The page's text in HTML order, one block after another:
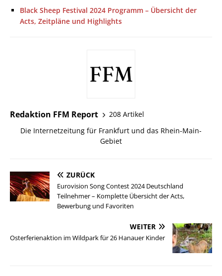
Black Sheep Festival 2024 Programm – Übersicht der
Acts, Zeitpläne und Highlights
Redaktion FFM Report
208 Artikel
Die Internetzeitung für Frankfurt und das Rhein-Main-
Gebiet
ZURÜCK
Eurovision Song Contest 2024 Deutschland
Teilnehmer – Komplette Übersicht der Acts,
Bewerbung und Favoriten
WEITER
Osterferienaktion im Wildpark für 26 Hanauer Kinder